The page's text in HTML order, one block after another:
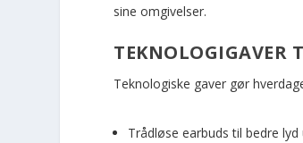
sine omgivelser.
TEKNOLOGIGAVER
Teknologiske gaver gør
Trådløse earbuds til bedre